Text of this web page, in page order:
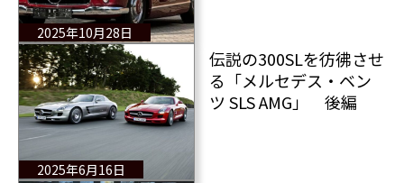
2025年10月28日
ーラーで販売中！
2025年6月16日
伝説の300SLを彷彿させ
る「メルセデス・ベン
ツ SLS AMG」 後編